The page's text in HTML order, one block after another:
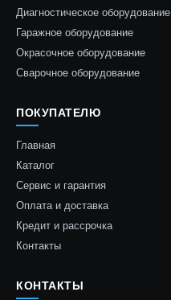
Диагностическое оборудование
Гаражное оборудование
Окрасочное оборудование
Сварочное оборудование
ПОКУПАТЕЛЮ
Главная
Каталог
Сервис и гарантия
Оплата и доставка
Кредит и рассрочка
Контакты
КОНТАКТЫ